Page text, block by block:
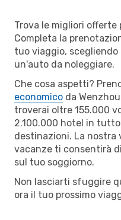
Trova le migliori offerte
Completa la
tuo viaggio,
un'auto da noleggiare.
Che cosa aspetti?
economico da
troverai oltre 155.000
2.100.000 hotel in
destinazioni. La nostra
vacanze ti consentirà
sul tuo soggiorno.
Non lasciarti sfuggire
ora il tuo prossimo